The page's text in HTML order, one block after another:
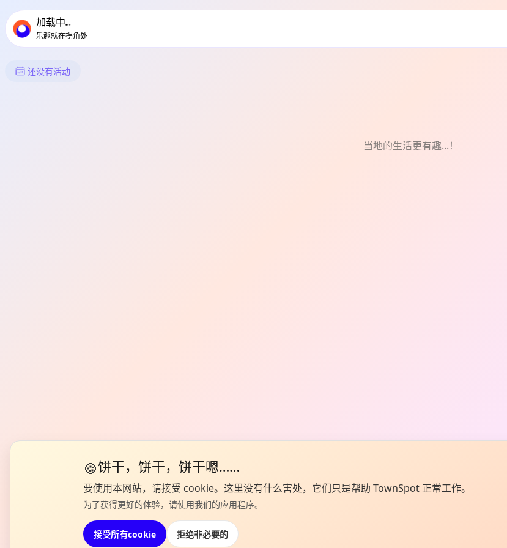
当地活动内容
加载中...
乐趣就在拐角处
Angalan 中发生了什么
还没有活动
当地的生活更有趣...！
🍪饼干，饼干，饼干嗯……
要使用本网站，请接受 cookie。这里没有什么害处，它们只是帮助 TownSpot 正常工作。
为了获得更好的体验，请使用我们的应用程序。
接受所有cookie 拒绝非必要的